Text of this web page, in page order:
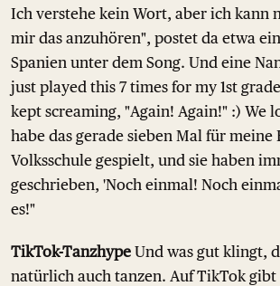
Ich verstehe kein Wort, aber ich kann
mir das anzuhören", postet da etwa
Spanien unter dem Song. Und eine
just played this 7 times for my 1st
kept screaming, "Again! Again!" :) We
habe das gerade sieben Mal für meine
Volksschule gespielt, und sie haben
geschrieben, 'Noch einmal! Noch
es!"
TikTok-Tanzhype Und was gut klingt,
natürlich auch tanzen. Auf TikTok gibt